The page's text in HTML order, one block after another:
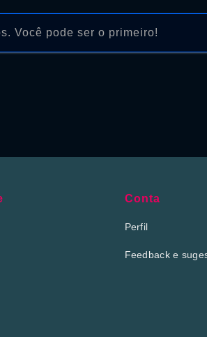
Você pode ser o primeiro!
Conta
Perfil
Feedback e